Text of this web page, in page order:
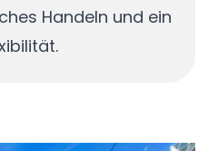
Handeln und ein